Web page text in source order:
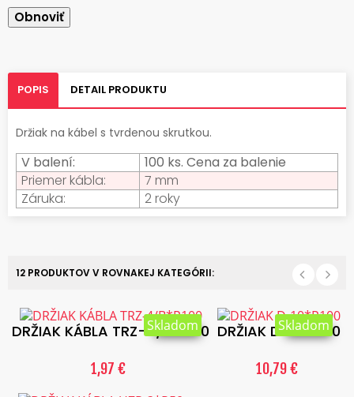
POPIS DETAIL PRODUKTU
Držiak na kábel s tvrdenou skrutkou.
V balení:
100 ks. Cena za balenie
Priemer kábla:
7 mm
Záruka:
2 roky
12 PRODUKTOV V ROVNAKEJ KATEGÓRII:
DRŽIAK KÁBLA TRZ-4/B*P100
1,97 €
Skladom DRŽIAK D-10*P100
10,79 €
Skladom